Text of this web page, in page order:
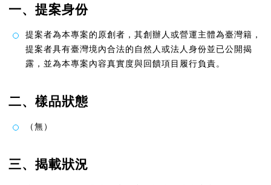
一、提案身份
提案者為本專案的原創者，其創辦人或營運主體為臺灣籍，
提案者具有臺灣境內合法的自然人或法人身份並已公開揭
露，並為本專案內容真實度與回饋項目履行負責。
二、樣品狀態
（無）
三、揭載狀況